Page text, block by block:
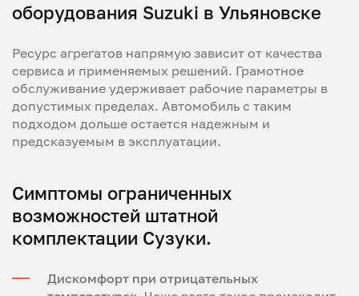
оборудования Suzuki в Ульяновске
Ресурс агрегатов напрямую зависит от качества
сервиса и применяемых решений. Грамотное
обслуживание удерживает рабочие параметры в
допустимых пределах. Автомобиль с таким
подходом дольше остается надежным и
предсказуемым в эксплуатации.
Симптомы ограниченных
возможностей штатной
комплектации Сузуки.
Дискомфорт при отрицательных